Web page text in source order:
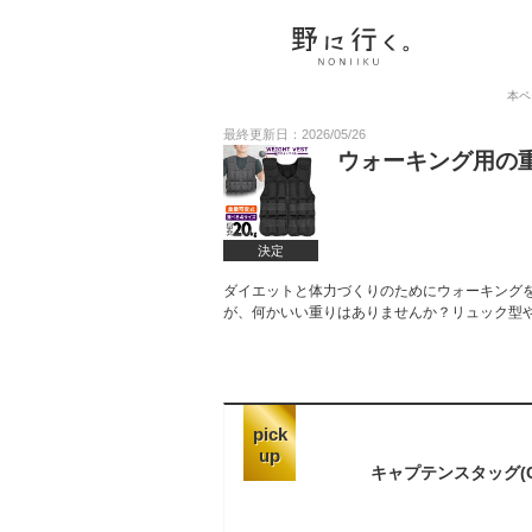
本
最終更新日：2026/05/26
決定
ウォーキング用の
ダイエットと体力づくりのためにウォーキン
が、何かいい重りはありませんか？リュック
pick
up